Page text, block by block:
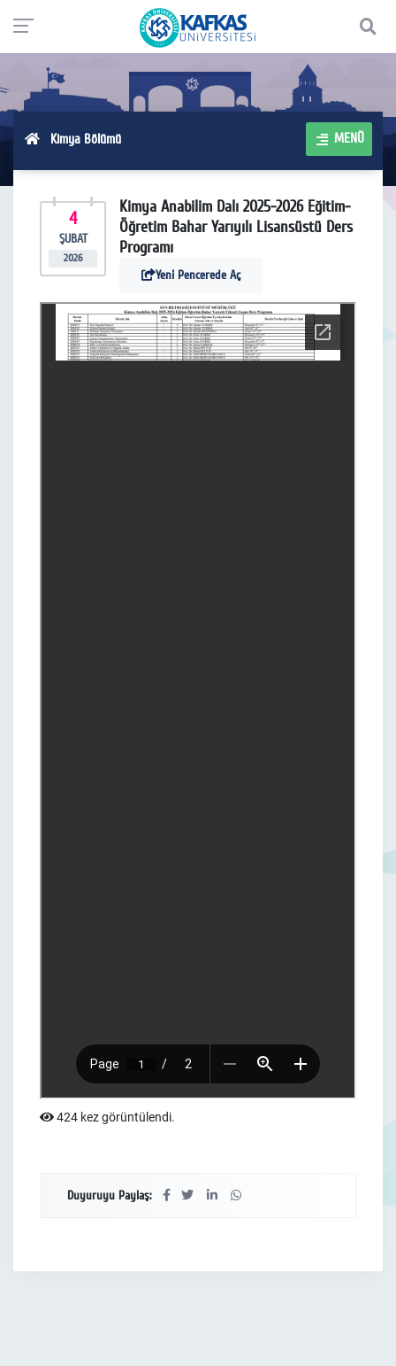
Kimya Bölümü MENÜ
4
ŞUBAT
2026
Kimya Anabilim Dalı 2025-2026 Eğitim-
Öğretim Bahar Yarıyılı Lisansüstü Ders
Programı
Yeni Pencerede Aç
424 kez görüntülendi.
Duyuruyu Paylaş: